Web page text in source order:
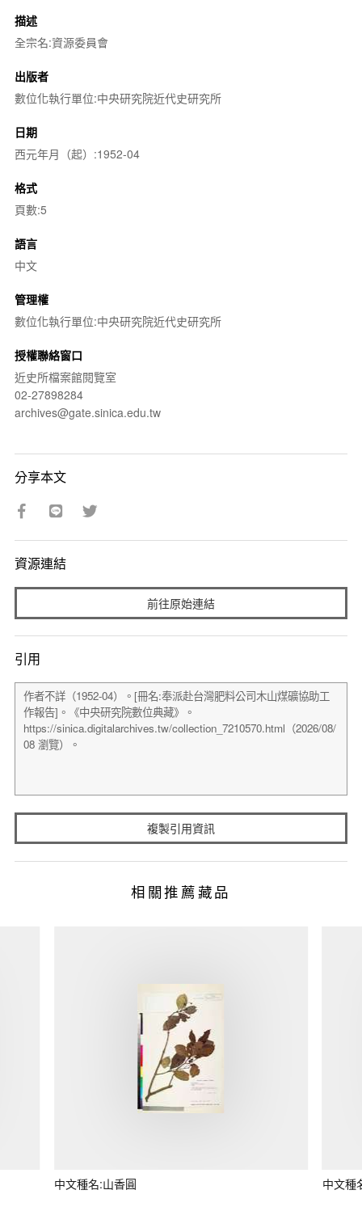
描述
全宗名:資源委員會
出版者
數位化執行單位:中央研究院近代史研究所
日期
西元年月（起）:1952-04
格式
頁數:5
語言
中文
管理權
數位化執行單位:中央研究院近代史研究所
授權聯絡窗口
近史所檔案館閱覽室
02-27898284
archives@gate.sinica.edu.tw
分享本文
資源連結
前往原始連結
引用
複製引用資訊
相關推薦藏品
中文種名:山香圓 中文種